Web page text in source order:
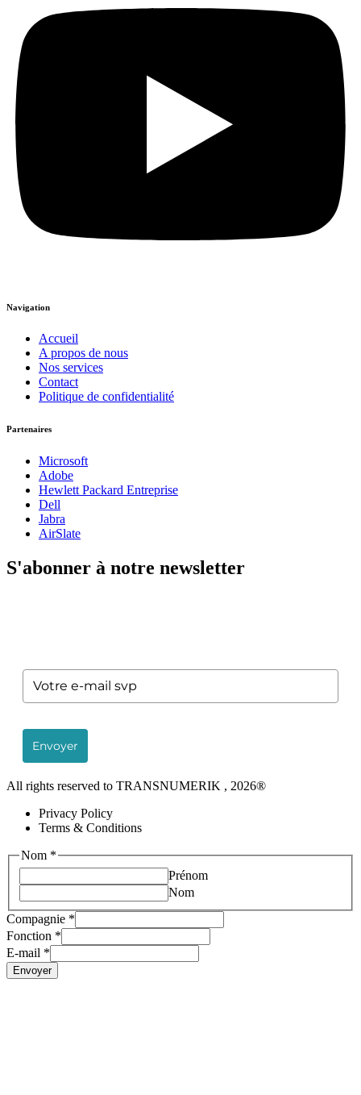
Navigation
Accueil
A propos de nous
Nos services
Contact
Politique de confidentialité
Partenaires
Microsoft
Adobe
Hewlett Packard Entreprise
Dell
Jabra
AirSlate
S'abonner à notre newsletter
Envoyer
All rights reserved to TRANSNUMERIK , 2026®
Privacy Policy
Terms & Conditions
Nom *
Prénom
Nom
Fonction
Compagnie
Nom
Compagnie *
Fonction *
E-mail *
Envoyer